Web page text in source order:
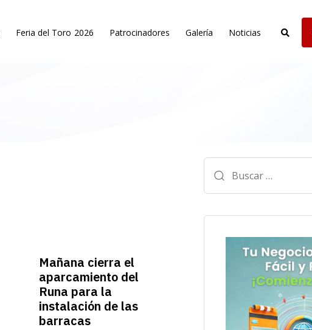
Feria del Toro 2026 Patrocinadores Galería Noticias
Mañana cierra el
aparcamiento del
Runa para la
instalación de las
barracas